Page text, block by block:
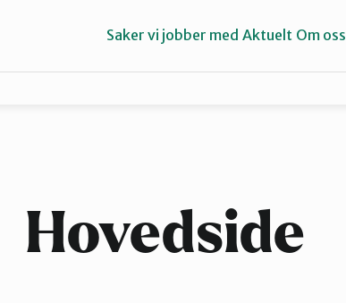
Sør-Helgeland
Saker vi jobber med Aktuelt Om oss
Hovedside